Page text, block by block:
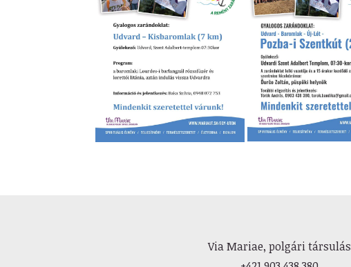
Via Mariae, polgári társulás